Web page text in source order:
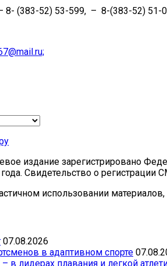
8- (383-52) 53-599, – 8-(383-52) 51-
издание зарегистрировано
года. Свидетельство о
использовании материалов,
07.08.2026
в адаптивном спорте
в лидерах плавания и легкой